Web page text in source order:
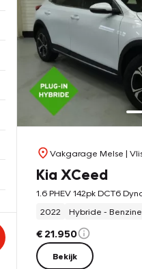
Vakgarage Melse |
Kia XCeed
1.6 PHEV 142pk DCT6
2022
Hybride - Benzine
€ 21.950
Bekijk